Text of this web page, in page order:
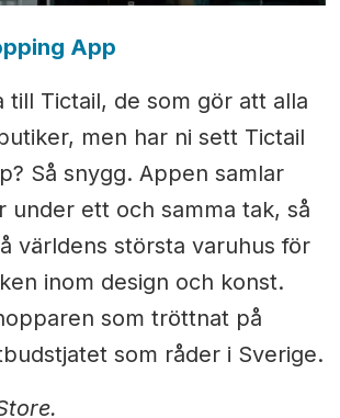
App
till Tictail, de som gör att alla
men har ni sett Tictail
Så snygg. Appen samlar
under ett och samma tak, så
världens största varuhus för
inom design och konst.
som tröttnat på
som råder i Sverige.